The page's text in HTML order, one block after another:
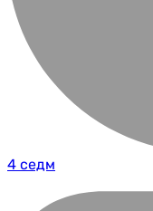
4 седм